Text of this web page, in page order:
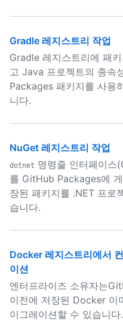
Gradle 레지스트리 작업
Gradle 레지스트리에 패
고 Java 프로젝트의 종속
Packages 패키지를 사용
니다.
NuGet 레지스트리 작업
dotnet 명령줄 인터페이스
를 GitHub Packages에
장된 패키지를 .NET 프로
습니다.
Docker 레지스트리에서
이션
엔터프라이즈 소유자는
이전에 저장된 Docker
이그레이션할 수 있습니다.